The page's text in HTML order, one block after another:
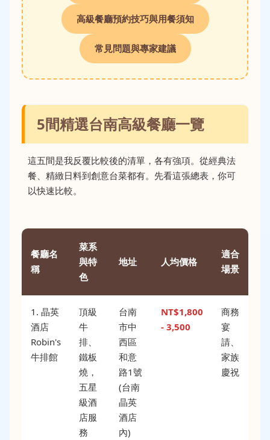
高級餐廳預約技巧與用餐須知
常見問題與專家建議
5間精選台南高級餐廳一覽
這五間是我反覆比較後的清單，各有強項。從經典法
餐、精緻日料到創意台菜都有。先看這張總表，你可
以快速比較。
餐廳名
稱
菜系
與特
色
地址 人均價格
適合
場景
1. 晶英
酒店
Robin's
牛排館
頂級
牛
排、
鐵板
燒，
五星
級酒
店服
務
台南
市中
西區
和意
路1號
(台南
晶英
酒店
內)
NT$1,800
- 3,500
商務
宴
請、
家族
慶祝